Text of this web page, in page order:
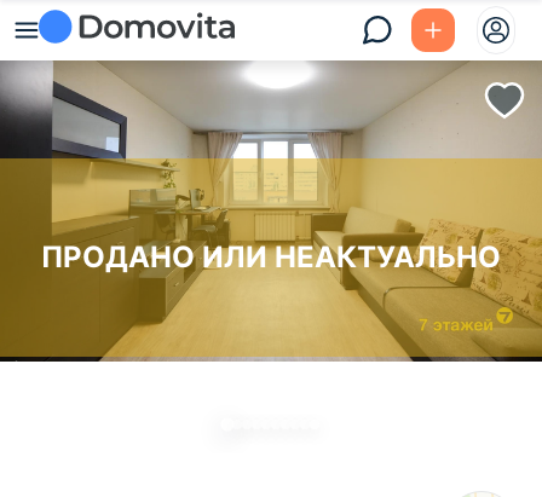
ПРОДАНО ИЛИ НЕАКТУАЛЬНО